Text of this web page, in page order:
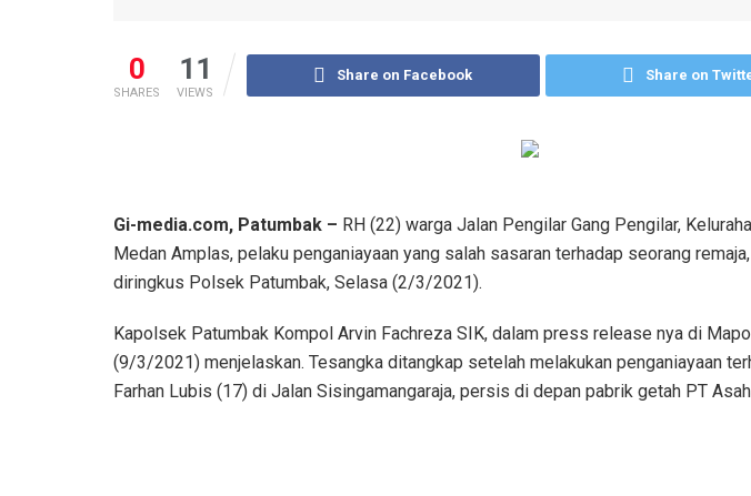
0
SHARES
11
VIEWS
Share on Facebook Share on
Gi-media.com, Patumbak – RH (22) warga Jalan Pengilar Gang Pengilar,
Medan Amplas, pelaku penganiayaan yang salah sasaran terhadap seorang
diringkus Polsek Patumbak, Selasa (2/3/2021).
Kapolsek Patumbak Kompol Arvin Fachreza SIK, dalam press release nya di
(9/3/2021) menjelaskan. Tesangka ditangkap setelah melakukan penganiayaan
Farhan Lubis (17) di Jalan Sisingamangaraja, persis di depan pabrik getah PT